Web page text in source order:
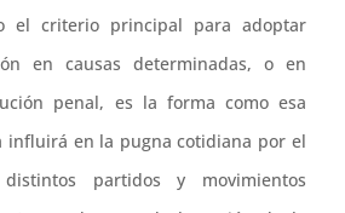
el criterio principal para adoptar
en causas determinadas, o en
penal, es la forma como esa
influirá en la pugna cotidiana por el
partidos y movimientos